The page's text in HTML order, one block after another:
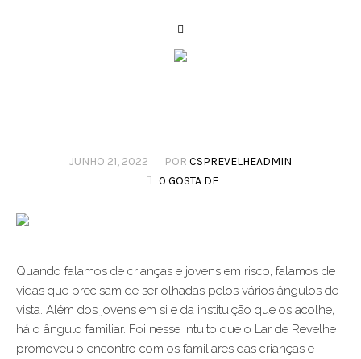
JUNHO 21, 2022 POR CSPREVELHEADMIN
0 GOSTA DE
Quando falamos de crianças e jovens em risco, falamos de
vidas que precisam de ser olhadas pelos vários ângulos de
vista. Além dos jovens em si e da instituição que os acolhe,
há o ângulo familiar. Foi nesse intuito que o Lar de Revelhe
promoveu o encontro com os familiares das crianças e